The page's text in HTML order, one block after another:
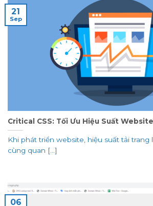
Critical CSS: Tối Ưu Hiệu Suất
Khi phát triển website, hiệu suất tải trang
cùng quan [...]
21
Sep
06